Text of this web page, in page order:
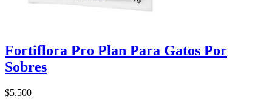
Fortiflora Pro Plan Para Gatos Por
Sobres
$5.500